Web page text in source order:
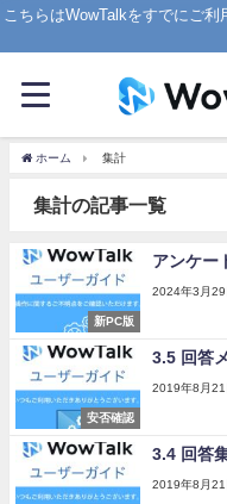
こちらはWowTalkをすでにご
ホーム 集計
集計の記事一覧
新PC版
アンケー
2024年3月29
安否確認
3.5 回答
2019年8月21
3.4 回答
2019年8月21